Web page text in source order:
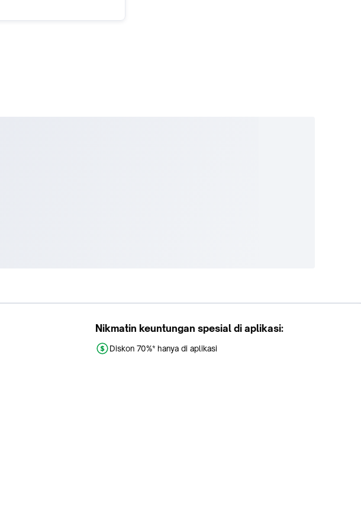
Nikmatin keuntungan spesial di aplikasi:
Diskon 70%* hanya di aplikasi